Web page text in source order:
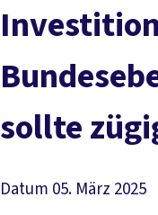
sollte
Datum 05. März 2025